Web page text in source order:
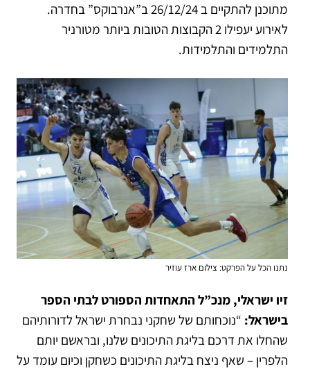
מתוכנן להתקיים ב 26/12/24 ב”אנרבוקס” בחדרה.
לאירוע יעפילו 2 הקבוצות הטובות ביותר מטורניר
התלמידים והתלמידות.
נתנו הכל על הפרקט: צילום ארז עוזיר
זיו ישראלי, מנכ”ל התאחדות הספורט לבתי הספר
בישראל: “נוכחותם של שחקני נבחרת ישראל לדורותיהם
שהחלו את דרכם בליגת התיכונים שלנו, ובראשם יותם
הלפרין – שאף ניצח בליגת התיכונים כשחקן וכיום עומד על